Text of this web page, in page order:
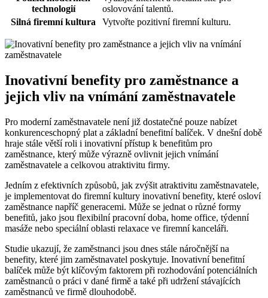
technologií
oslovování talentů.
Silná firemní‍ kultura
Vytvořte⁤ pozitivní firemní kulturu.
Inovativní benefity pro zaměstnance a
jejich vliv⁤ na vnímání zaměstnavatele
Pro moderní zaměstnavatele není již ⁣dostatečné pouze nabízet⁣
konkurenceschopný ‌plat a základní benefitní ⁤balíček. V⁢ dnešní době
hraje​ stále větší⁤ roli i inovativní přístup k benefitům pro ​
zaměstnance, který může výrazně⁣ ovlivnit jejich vnímání
zaměstnavatele a celkovou atraktivitu firmy.
Jedním ⁤z‍ efektivních způsobů, jak ​zvýšit atraktivitu zaměstnavatele,
je implementovat⁣ do firemní kultury inovativní benefity, které osloví
zaměstnance napříč generacemi. Může​ se jednat o různé formy
⁤benefitů, jako‍ jsou⁣ flexibilní⁤ pracovní doba, home⁣ office, týdenní
masáže nebo speciální oblasti relaxace⁢ ve firemní ⁤kanceláři.
Studie ukazují, že ⁢zaměstnanci jsou dnes⁢ stále náročnější na
benefity, ⁢které jim ​zaměstnavatel poskytuje. Inovativní benefitní
balíček může být klíčovým faktorem při rozhodování⁤ potenciálních
‍zaměstnanců o práci v dané firmě‍ a také ​při udržení stávajících
zaměstnanců ve firmě dlouhodobě.